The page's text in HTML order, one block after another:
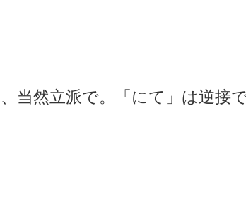
当然立派で。「にて」は逆接